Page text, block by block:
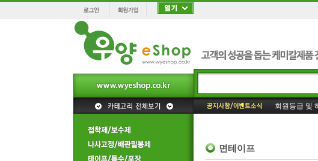
회원등급 및
홈페이지 일
면테이프